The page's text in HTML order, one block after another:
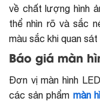
về chất lượng hình
thể nhìn rõ và sắc
màu sắc khi quan
Báo giá màn
Đơn vị màn hình
các sản phẩm màn